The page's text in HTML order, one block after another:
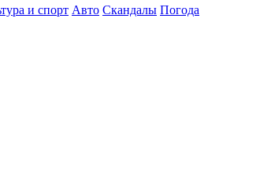
и спорт Авто Скандалы Погода